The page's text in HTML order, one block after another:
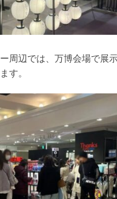
周辺では、万博会場で展
す。